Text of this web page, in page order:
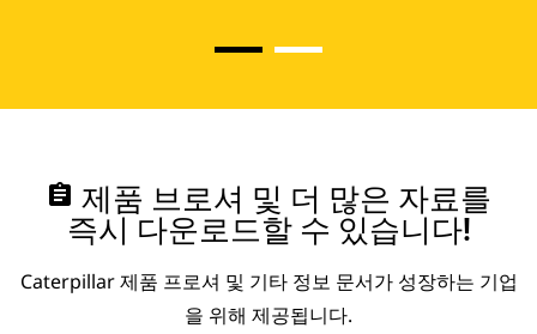
assignment 제품 브로셔 및 더 많은 자료를
즉시 다운로드할 수 있습니다!
Caterpillar 제품 프로셔 및 기타 정보 문서가 성장하는 기업
을 위해 제공됩니다.